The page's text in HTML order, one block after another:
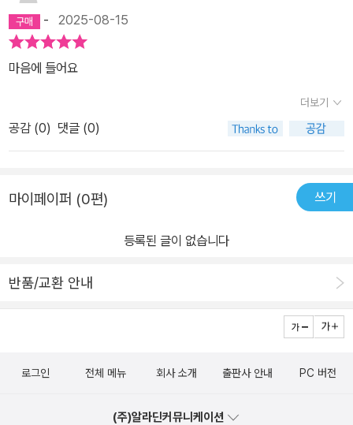
- 2025-08-15
마음에 들어요
더보기
공감 (0) 댓글 (0)
마이페이퍼 (0편) 쓰기
등록된 글이 없습니다
반품/교환 안내
로그인 전체 메뉴 회사 소개 출판사 안내 PC 버전
(주)알라딘커뮤니케이션